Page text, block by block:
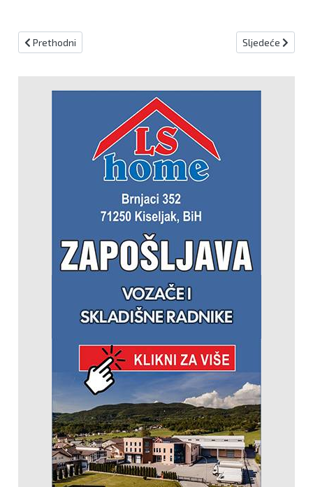
Prethodni članak: Vitežanin Josip Pandža novi trener Čelika
Prethodni Sljedeći
Sljedeće